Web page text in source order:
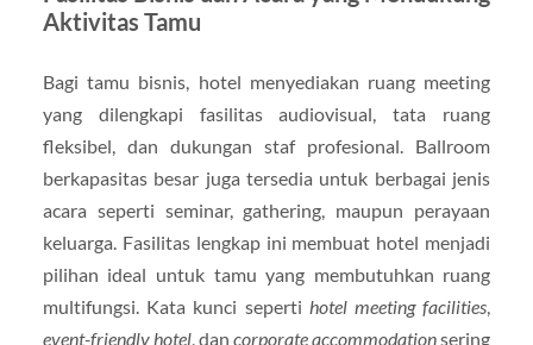
Aktivitas Tamu
Bagi tamu bisnis, hotel menyediakan ruang meeting
yang dilengkapi fasilitas audiovisual, tata ruang
fleksibel, dan dukungan staf profesional. Ballroom
berkapasitas besar juga tersedia untuk berbagai jenis
acara seperti seminar, gathering, maupun perayaan
keluarga. Fasilitas lengkap ini membuat hotel menjadi
pilihan ideal untuk tamu yang membutuhkan ruang
multifungsi. Kata kunci seperti hotel meeting facilities,
event-friendly hotel, dancorporate accommodationsering